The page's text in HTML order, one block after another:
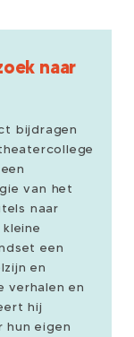
naar
bijdragen
van het
naar
een
en
verhalen en
hij
hun eigen